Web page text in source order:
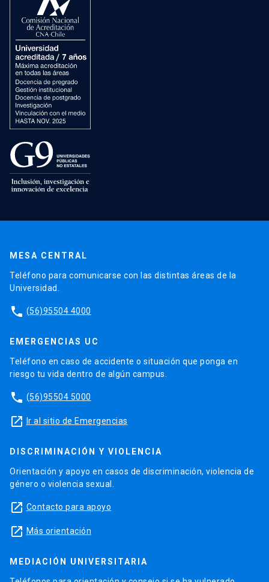
MESA CENTRAL
Teléfono para comunicarse con las distintas áreas de la
Universidad.
phone (56)95504 4000
EMERGENCIAS UC
Teléfono en caso de accidente o situación que ponga en
riesgo tu vida dentro de algún campus.
phone (56)95504 5000
launch Ir al sitio de Emergencias
DISCRIMINACIÓN Y VIOLENCIA
Orientación y apoyo en casos de discriminación, violencia de
género o violencia sexual.
launch Contacto para apoyo
launch Más orientación
MEDIACIÓN UNIVERSITARIA